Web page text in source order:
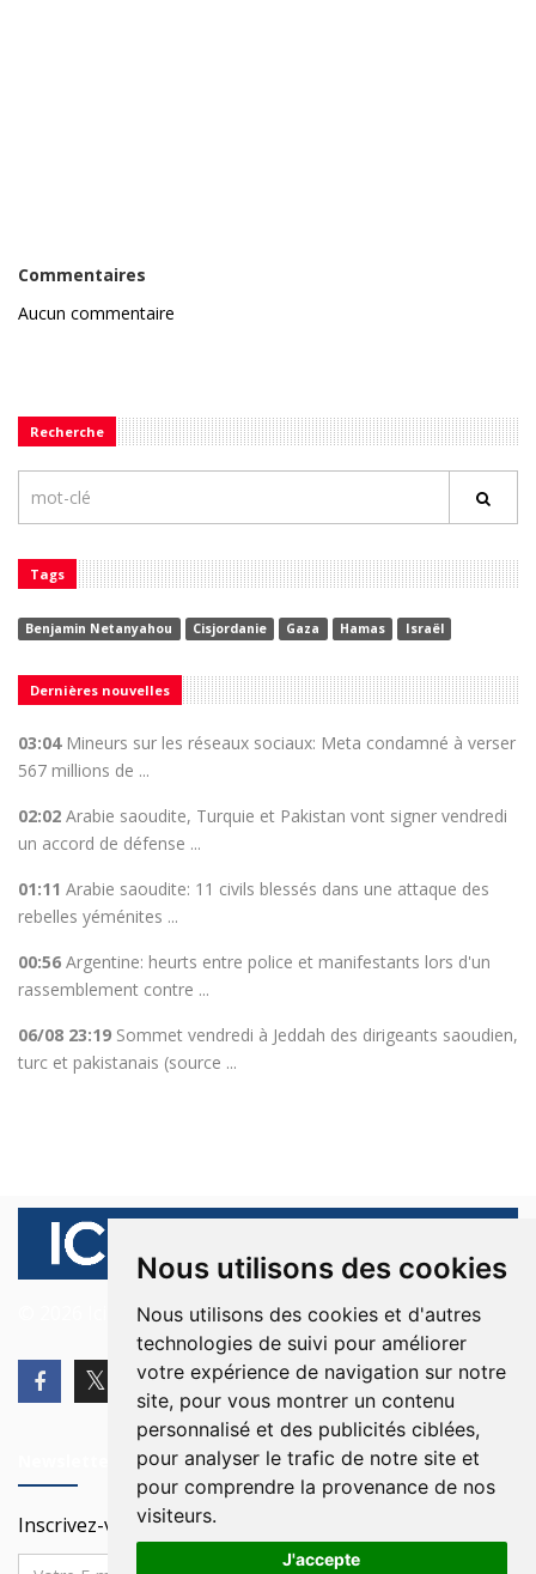
Nous utilisons des cookies
Nous utilisons des cookies et d'autres
technologies de suivi pour améliorer
votre expérience de navigation sur notre
site, pour vous montrer un contenu
personnalisé et des publicités ciblées,
pour analyser le trafic de notre site et
pour comprendre la provenance de nos
visiteurs.
J'accepte
Commentaires
Aucun commentaire
Recherche
Tags
Benjamin Netanyahou Cisjordanie Gaza Hamas Israël
Dernières nouvelles
03:04 Mineurs sur les réseaux sociaux: Meta condamné à verser
567 millions de ...
02:02 Arabie saoudite, Turquie et Pakistan vont signer vendredi
un accord de défense ...
01:11 Arabie saoudite: 11 civils blessés dans une attaque des
rebelles yéménites ...
00:56 Argentine: heurts entre police et manifestants lors d'un
rassemblement contre ...
06/08 23:19 Sommet vendredi à Jeddah des dirigeants saoudien,
turc et pakistanais (source ...
© 2026 Ici Beyrouth. Tous les droits sont réservés.
Inscrivez-vous à notre Newsletter